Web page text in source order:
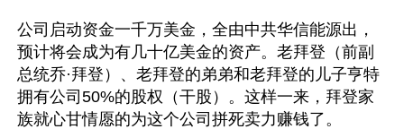
公司启动资金一千万美金，全由中共华信能源出，
预计将会成为有几十亿美金的资产。老拜登（前副
总统乔·拜登）、老拜登的弟弟和老拜登的儿子亨特
拥有公司50%的股权（干股）。这样一来，拜登家
族就心甘情愿的为这个公司拼死卖力赚钱了。